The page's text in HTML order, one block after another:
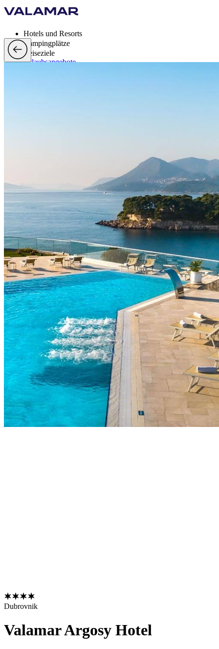
Hotels und Resorts
Campingplätze
Reiseziele
Urlaubsangebote
Dubrovnik
Valamar Argosy Hotel